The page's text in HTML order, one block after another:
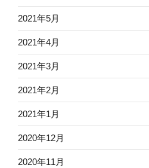
2021年5月
2021年4月
2021年3月
2021年2月
2021年1月
2020年12月
2020年11月